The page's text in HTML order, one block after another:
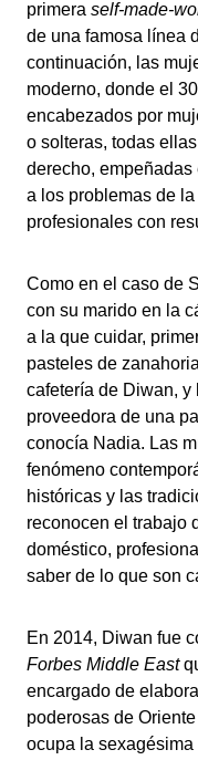
primera self-made-
de una famosa línea
continuación, las
moderno, donde el
encabezados por
o solteras, todas
derecho,
a los problemas de
profesionales con
Como en el caso de
con su marido en la
a la que cuidar,
pasteles de
cafetería de Diwan, y
proveedora de una
conocía Nadia. Las
fenómeno
históricas y las
reconocen el trabajo
doméstico,
saber de lo que son
En 2014, Diwan fue
Forbes Middle East
encargado de
poderosas de
ocupa la